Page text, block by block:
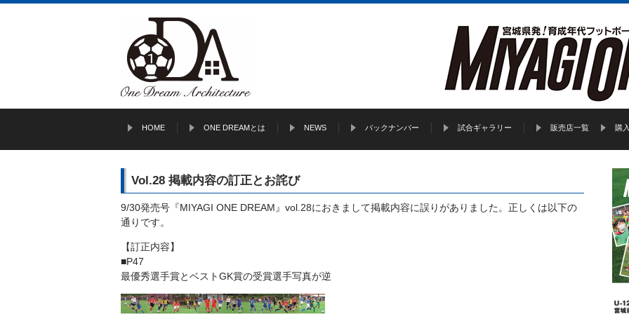
HOME ONE DREAMとは NEWS バックナンバー 試合ギャラリー 販売店一覧 購
Vol.28 掲載内容の訂正とお詫び
9/30発売号『MIYAGI ONE DREAM』vol.28におきまして掲載内容に誤りがありました。正しくは以下の
通りです。
【訂正内容】
■P47
最優秀選手賞とベストGK賞の受賞選手写真が逆